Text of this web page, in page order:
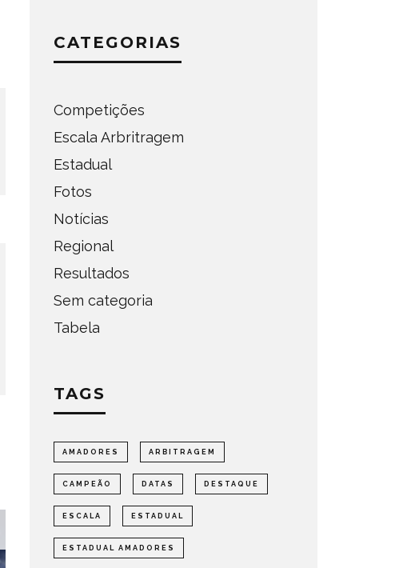
CATEGORIAS
Competições
Escala Arbritragem
Estadual
Fotos
Notícias
Regional
Resultados
Sem categoria
Tabela
TAGS
AMADORES ARBITRAGEM
CAMPEÃO DATAS DESTAQUE
ESCALA ESTADUAL
ESTADUAL AMADORES